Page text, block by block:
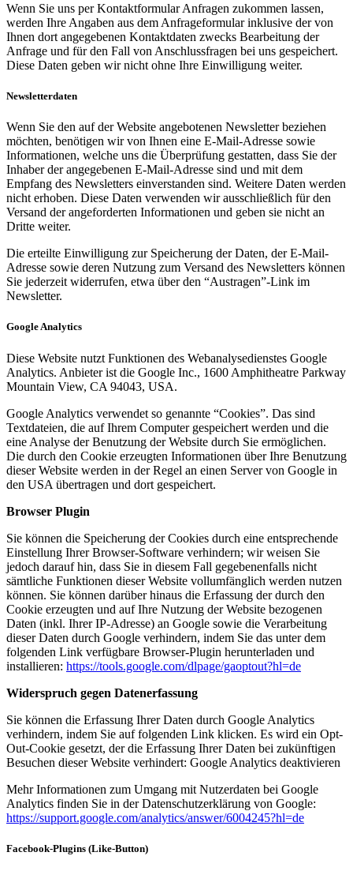
Wenn Sie uns per Kontaktformular Anfragen zukommen lassen,
werden Ihre Angaben aus dem Anfrageformular inklusive der von
Ihnen dort angegebenen Kontaktdaten zwecks Bearbeitung der
Anfrage und für den Fall von Anschlussfragen bei uns gespeichert.
Diese Daten geben wir nicht ohne Ihre Einwilligung weiter.
Newsletterdaten
Wenn Sie den auf der Website angebotenen Newsletter beziehen
möchten, benötigen wir von Ihnen eine E-Mail-Adresse sowie
Informationen, welche uns die Überprüfung gestatten, dass Sie der
Inhaber der angegebenen E-Mail-Adresse sind und mit dem
Empfang des Newsletters einverstanden sind. Weitere Daten werden
nicht erhoben. Diese Daten verwenden wir ausschließlich für den
Versand der angeforderten Informationen und geben sie nicht an
Dritte weiter.
Die erteilte Einwilligung zur Speicherung der Daten, der E-Mail-
Adresse sowie deren Nutzung zum Versand des Newsletters können
Sie jederzeit widerrufen, etwa über den “Austragen”-Link im
Newsletter.
Google Analytics
Diese Website nutzt Funktionen des Webanalysedienstes Google
Analytics. Anbieter ist die Google Inc., 1600 Amphitheatre Parkway
Mountain View, CA 94043, USA.
Google Analytics verwendet so genannte “Cookies”. Das sind
Textdateien, die auf Ihrem Computer gespeichert werden und die
eine Analyse der Benutzung der Website durch Sie ermöglichen.
Die durch den Cookie erzeugten Informationen über Ihre Benutzung
dieser Website werden in der Regel an einen Server von Google in
den USA übertragen und dort gespeichert.
Browser Plugin
Sie können die Speicherung der Cookies durch eine entsprechende
Einstellung Ihrer Browser-Software verhindern; wir weisen Sie
jedoch darauf hin, dass Sie in diesem Fall gegebenenfalls nicht
sämtliche Funktionen dieser Website vollumfänglich werden nutzen
können. Sie können darüber hinaus die Erfassung der durch den
Cookie erzeugten und auf Ihre Nutzung der Website bezogenen
Daten (inkl. Ihrer IP-Adresse) an Google sowie die Verarbeitung
dieser Daten durch Google verhindern, indem Sie das unter dem
folgenden Link verfügbare Browser-Plugin herunterladen und
installieren: https://tools.google.com/dlpage/gaoptout?hl=de
Widerspruch gegen Datenerfassung
Sie können die Erfassung Ihrer Daten durch Google Analytics
verhindern, indem Sie auf folgenden Link klicken. Es wird ein Opt-
Out-Cookie gesetzt, der die Erfassung Ihrer Daten bei zukünftigen
Besuchen dieser Website verhindert: Google Analytics deaktivieren
Mehr Informationen zum Umgang mit Nutzerdaten bei Google
Analytics finden Sie in der Datenschutzerklärung von Google:
https://support.google.com/analytics/answer/6004245?hl=de
Facebook-Plugins (Like-Button)